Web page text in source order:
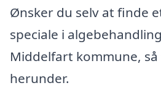
Ønsker du selv at finde
speciale i
Middelfart kommune,
herunder.